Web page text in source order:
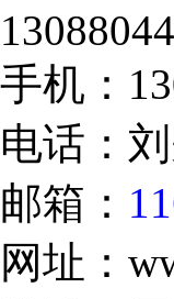
手机：
电话：
邮箱：
网址：